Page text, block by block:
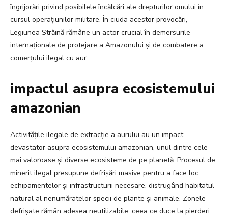
îngrijorări privind posibilele încălcări ale drepturilor omului în
cursul operațiunilor militare. În ciuda acestor provocări,
Legiunea Străină rămâne un actor crucial în demersurile
internaționale de protejare a Amazonului și de combatere a
comerțului ilegal cu aur.
impactul asupra ecosistemului
amazonian
Activitățile ilegale de extracție a aurului au un impact
devastator asupra ecosistemului amazonian, unul dintre cele
mai valoroase și diverse ecosisteme de pe planetă. Procesul de
minerit ilegal presupune defrișări masive pentru a face loc
echipamentelor și infrastructurii necesare, distrugând habitatul
natural al nenumăratelor specii de plante și animale. Zonele
defrișate rămân adesea neutilizabile, ceea ce duce la pierderi